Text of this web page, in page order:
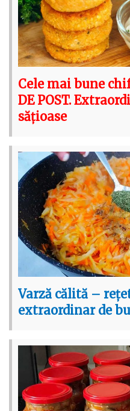
Cele mai bune
DE POST.
sățioase
Varză călită –
extraordinar de